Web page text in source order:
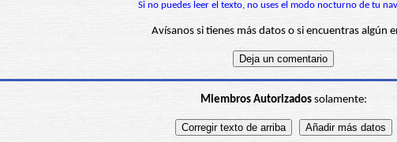
Si no puedes leer el texto, no uses el modo nocturno de tu
Avísanos si tienes más datos o si encuentras algún
Miembros Autorizadossolamente: